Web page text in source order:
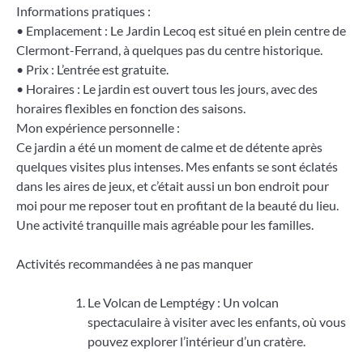
Informations pratiques :
• Emplacement : Le Jardin Lecoq est situé en plein centre de
Clermont-Ferrand, à quelques pas du centre historique.
• Prix : L’entrée est gratuite.
• Horaires : Le jardin est ouvert tous les jours, avec des
horaires flexibles en fonction des saisons.
Mon expérience personnelle :
Ce jardin a été un moment de calme et de détente après
quelques visites plus intenses. Mes enfants se sont éclatés
dans les aires de jeux, et c’était aussi un bon endroit pour
moi pour me reposer tout en profitant de la beauté du lieu.
Une activité tranquille mais agréable pour les familles.
Activités recommandées à ne pas manquer
Le Volcan de Lemptégy : Un volcan
spectaculaire à visiter avec les enfants, où vous
pouvez explorer l’intérieur d’un cratère.